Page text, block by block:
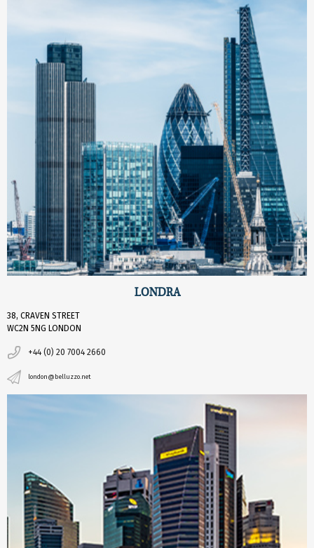
LONDRA
38, CRAVEN STREET
WC2N 5NG LONDON
+44 (0) 20 7004 2660
london@belluzzo.net